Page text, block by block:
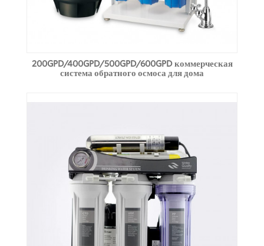
200GPD/400GPD/500GPD/600GPD коммерческая
система обратного осмоса для дома